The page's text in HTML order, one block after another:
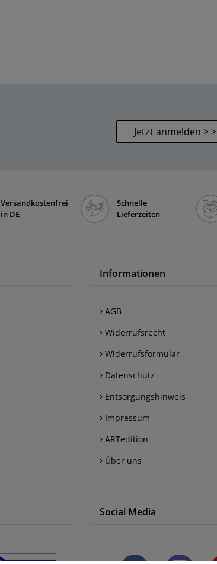
Jetzt anmelden > >
Versandkostenfrei
in DE
Schnelle
Lieferzeiten
Informationen
AGB
Widerrufsrecht
Widerrufsformular
Datenschutz
Entsorgungshinweis
Impressum
ARTedition
Über uns
Social Media